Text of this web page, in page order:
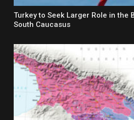
Turkey to Seek Larger Role in the
South Caucasus